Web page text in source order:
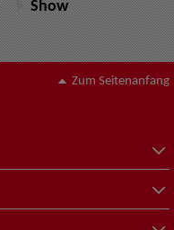
Show
Zum Seitenanfang